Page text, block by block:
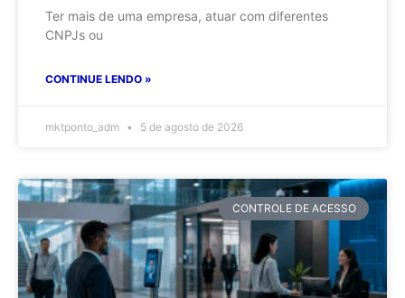
Ter mais de uma empresa, atuar com diferentes
CNPJs ou
CONTINUE LENDO »
mktponto_adm 5 de agosto de 2026
CONTROLE DE ACESSO